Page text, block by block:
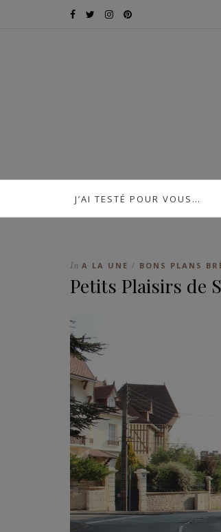
J’AI TESTÉ POUR VOUS…
In A LA UNE / BONS PLANS
Petits Plaisirs de